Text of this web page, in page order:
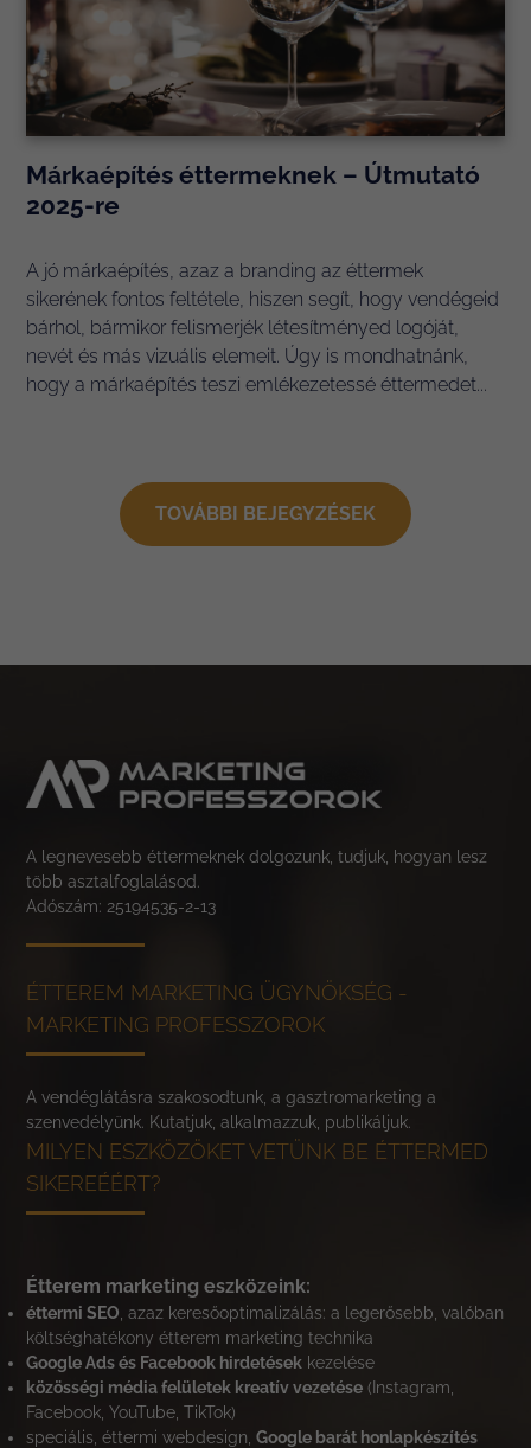
Márkaépítés éttermeknek – Útmutató
2025-re
A jó márkaépítés, azaz a branding az éttermek
sikerének fontos feltétele, hiszen segít, hogy vendégeid
bárhol, bármikor felismerjék létesítményed logóját,
nevét és más vizuális elemeit. Úgy is mondhatnánk,
hogy a márkaépítés teszi emlékezetessé éttermedet...
TOVÁBBI BEJEGYZÉSEK
A legnevesebb éttermeknek dolgozunk, tudjuk, hogyan lesz
több asztalfoglalásod.
Adószám: 25194535-2-13
ÉTTEREM MARKETING ÜGYNÖKSÉG -
MARKETING PROFESSZOROK
A vendéglátásra szakosodtunk, a gasztromarketing a
szenvedélyünk. Kutatjuk, alkalmazzuk, publikáljuk.
MILYEN ESZKÖZÖKET VETÜNK BE ÉTTERMED
SIKEREÉÉRT?
Étterem marketing eszközeink:
éttermi SEO, azaz keresőoptimalizálás: a legerősebb, valóban
költséghatékony étterem marketing technika
Google Ads és Facebook hirdetések kezelése
közösségi média felületek kreatív vezetése (Instagram,
Facebook, YouTube, TikTok)
speciális, éttermi webdesign,Google barát honlapkészítés